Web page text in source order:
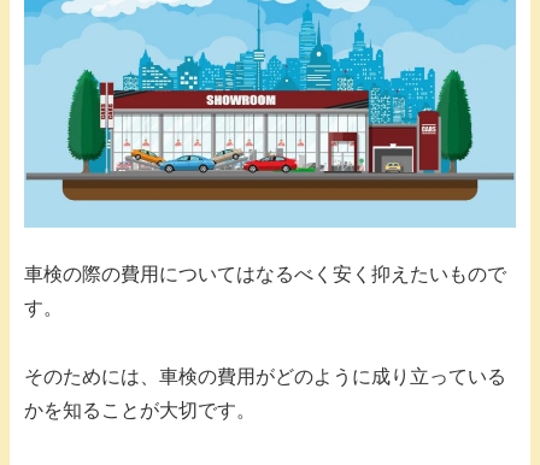
車検の際の費用についてはなるべく安く抑えたいもので
す。
そのためには、車検の費用がどのように成り立っている
かを知ることが大切です。